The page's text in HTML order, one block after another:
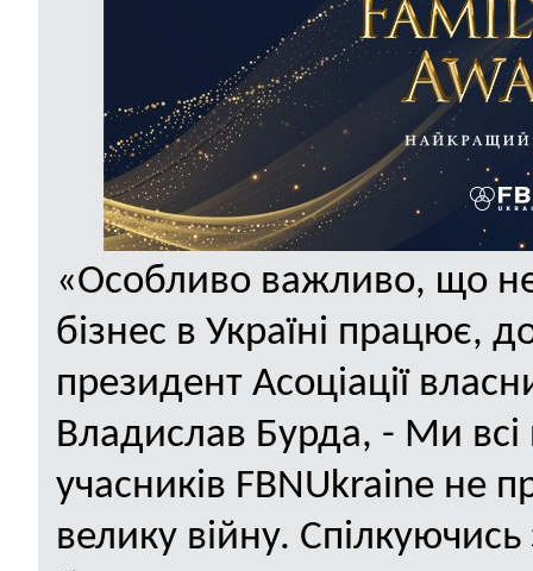
«Особливо важливо, що
бізнес в Україні працює,
президент Асоціації
Владислав Бурда, - Ми
учасників FBNUkraine не
велику війну.